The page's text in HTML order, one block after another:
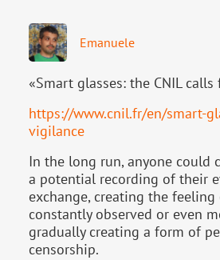
Emanuele
«Smart glasses: the CNIL
https://www.cnil.fr/en/smart-
vigilance
In the long run, anyone could
a potential recording of their
exchange, creating the
constantly observed or even
gradually creating a form of
censorship.